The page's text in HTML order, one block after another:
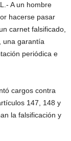
A un hombre
hacerse pasar
carnet falsificado,
una garantía
periódica e
cargos contra
147, 148 y
la falsificación y